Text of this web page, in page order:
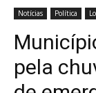
Notícias Política
pela